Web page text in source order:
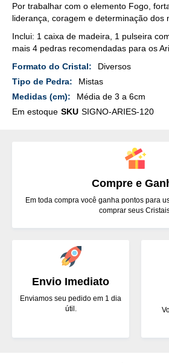
Por trabalhar com o elemento Fogo,
liderança, coragem e determinação dos
Inclui: 1 caixa de madeira, 1 pulseira
mais 4 pedras recomendadas para os
Mais
Detalhes
Diversos
Mistas
Média de 3 a 6cm
Em estoque SKU SIGNO-ARIES-120
Envio Imediato
Enviamos seu pedido em 1 dia
útil.
Compre e
Em toda compra você ganha pontos para
comprar seus